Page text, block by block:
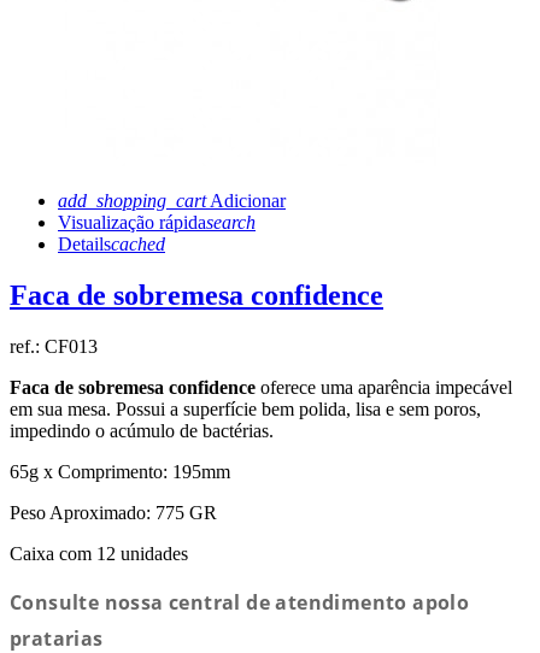
add_shopping_cart Adicionar
Visualização rápidasearch
Detailscached
Faca de sobremesa confidence
ref.: CF013
Faca de sobremesa confidence oferece uma aparência impecável
em sua mesa. Possui a superfície bem polida, lisa e sem poros,
impedindo o acúmulo de bactérias.
65g x Comprimento: 195mm
Peso Aproximado: 775 GR
Caixa com 12 unidades
Consulte nossa central de atendimento apolo
pratarias